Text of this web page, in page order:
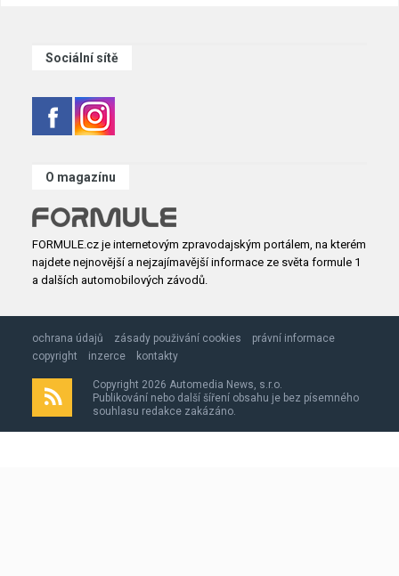
Sociální sítě
O magazínu
FORMULE.cz je internetovým zpravodajským portálem, na kterém
najdete nejnovější a nejzajímavější informace ze světa formule 1
a dalších automobilových závodů.
ochrana údajů zásady použivání cookies
právní informace
copyright
inzerce kontakty
Copyright 2026 Automedia News, s.r.o.
Publikování nebo další šíření obsahu je bez písemného
souhlasu redakce zakázáno.